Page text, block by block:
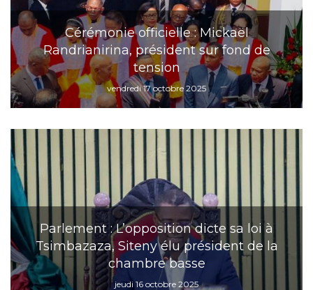
Cérémonie officielle : Mickaël
Randrianirina, président sur fond de
tension
vendredi 17 octobre 2025
Parlement : L’opposition dicte sa loi à
Tsimbazaza, Siteny élu président de la
chambre basse
jeudi 16 octobre 2025